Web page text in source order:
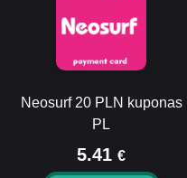
Neosurf 20 PLN kuponas
PL
5.41 €